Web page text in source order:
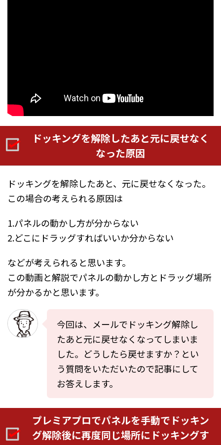
ドッキングを解除したあと元に戻せなく
なった原因
ドッキングを解除したあと、元に戻せなくなった。
この場合の考えられる原因は
1.パネルの動かし方が分からない
2.どこにドラッグすればいいか分からない
などが考えられると思います。
この動画と解説でパネルの動かし方とドラッグ場所
が分かるかと思います。
今回は、メールでドッキング解除し
たあと元に戻せなくなってしまいま
した。どうしたら戻せますか？とい
う質問をいただいたので記事にして
お答えします。
プレミアプロでパネルを手動でドッキン
グ解除後に再度同じ場所にドッキングす